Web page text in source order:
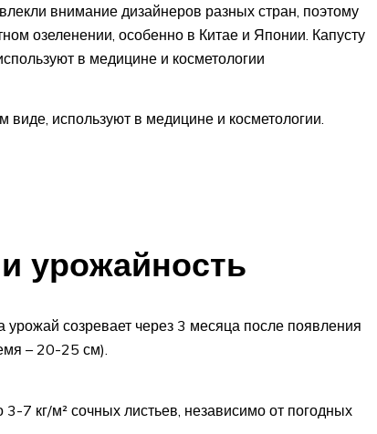
внимание дизайнеров разных стран, поэтому
озеленении, особенно в Китае и Японии. Капусту
в медицине и косметологии
виде, используют в медицине и косметологии.
урожайность
урожай созревает через 3 месяца после появления
– 20-25 см).
7 кг/м² сочных листьев, независимо от погодных